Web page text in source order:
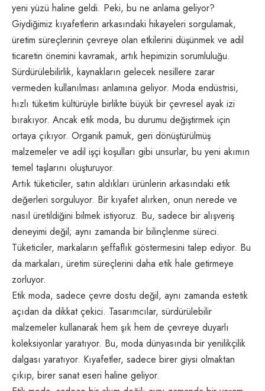
yeni yüzü haline geldi. Peki, bu ne anlama geliyor?
Giydiğimiz kıyafetlerin arkasındaki hikayeleri sorgulamak,
üretim süreçlerinin çevreye olan etkilerini düşünmek ve adil
ticaretin önemini kavramak, artık hepimizin sorumluluğu.
Sürdürülebilirlik, kaynakların gelecek nesillere zarar
vermeden kullanılması anlamına geliyor. Moda endüstrisi,
hızlı tüketim kültürüyle birlikte büyük bir çevresel ayak izi
bırakıyor. Ancak etik moda, bu durumu değiştirmek için
ortaya çıkıyor. Organik pamuk, geri dönüştürülmüş
malzemeler ve adil işçi koşulları gibi unsurlar, bu yeni akımın
temel taşlarını oluşturuyor.
Artık tüketiciler, satın aldıkları ürünlerin arkasındaki etik
değerleri sorguluyor. Bir kıyafet alırken, onun nerede ve
nasıl üretildiğini bilmek istiyoruz. Bu, sadece bir alışveriş
deneyimi değil; aynı zamanda bir bilinçlenme süreci.
Tüketiciler, markaların şeffaflık göstermesini talep ediyor. Bu
da markaları, üretim süreçlerini daha etik hale getirmeye
zorluyor.
Etik moda, sadece çevre dostu değil, aynı zamanda estetik
açıdan da dikkat çekici. Tasarımcılar, sürdürülebilir
malzemeler kullanarak hem şık hem de çevreye duyarlı
koleksiyonlar yaratıyor. Bu, moda dünyasında bir yenilikçilik
dalgası yaratıyor. Kıyafetler, sadece birer giysi olmaktan
çıkıp, birer sanat eseri haline geliyor.